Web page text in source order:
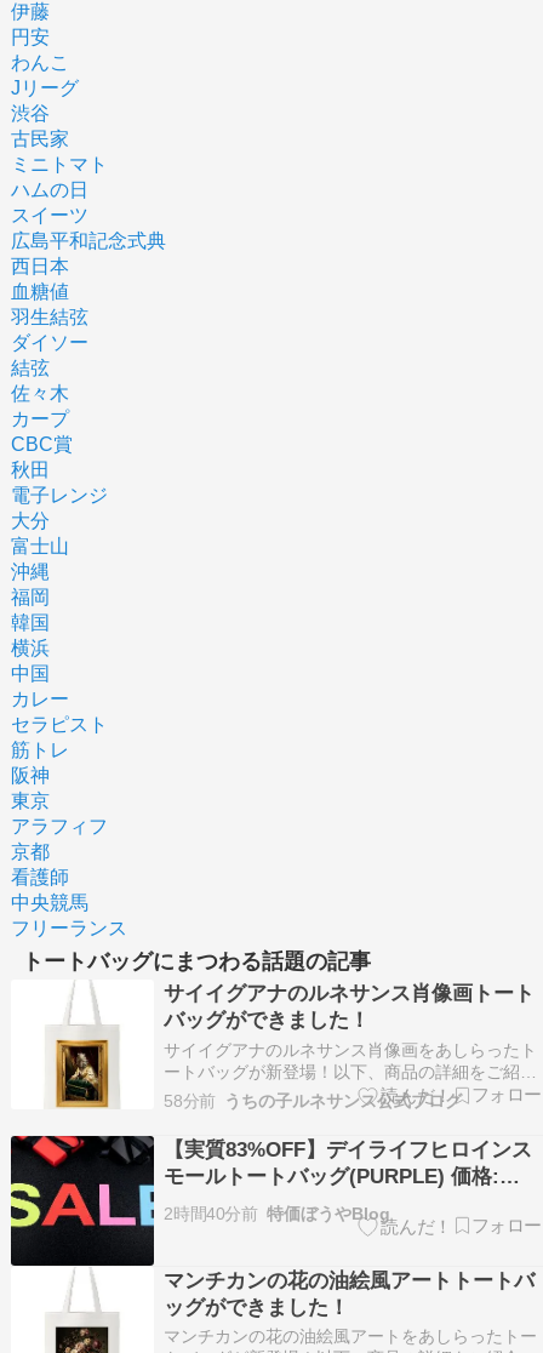
伊藤
円安
わんこ
Jリーグ
渋谷
古民家
ミニトマト
ハムの日
スイーツ
広島平和記念式典
西日本
血糖値
羽生結弦
ダイソー
結弦
佐々木
カープ
CBC賞
秋田
電子レンジ
大分
富士山
沖縄
福岡
韓国
横浜
中国
カレー
セラピスト
筋トレ
阪神
東京
アラフィフ
京都
看護師
中央競馬
フリーランス
トートバッグにまつわる話題の記事
サイイグアナのルネサンス肖像画トート
バッグができました！
サイイグアナのルネサンス肖像画をあしらったト
ートバッグが新登場！以下、商品の詳細をご紹介
します。 イグアナ（サイイグアナ）のルネサンス
風カラートートバッグ ― 金縁フレームデザイン
イグアナ（サイイグアナ）のルネサンス風肖像画
が、鮮やかなカラーアートとしてトートバッグに
プリントさ…
58分前 うちの子ルネサンス公式ブログ
【実質83%OFF】デイライフヒロインス
モールトートバッグ(PURPLE) 価格:
￥10,346 ク:￥0 ポ:8588pt
2時間40分前 特価ぼうやBlog
マンチカンの花の油絵風アートトートバ
ッグができました！
マンチカンの花の油絵風アートをあしらったトー